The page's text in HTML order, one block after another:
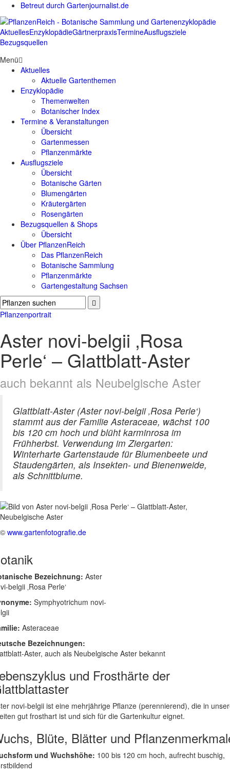
Betreut durch Gartenjournalist.de
AktuellesEnzyklopädieGärtnerpraxisTermineAusflugsziele
Bezugsquellen
Menü
Aktuelles
Aktuelle Gartenthemen
Enzyklopädie
Themenwelten
Botanischer Index
Termine & Veranstaltungen
Übersicht
Gartenmessen
Pflanzenmärkte
Ausflugsziele
Übersicht
Botanische Gärten
Blumengärten
Kräutergärten
Rosengärten
Bezugsquellen & Shops
Übersicht
Über PflanzenReich
Das PflanzenReich
Botanische Sammlung
Pflanzenmärkte
Gartengestaltung Sachsen
Pflanzenportrait
Aster novi-belgii ‚Rosa
Perle‘ – Glattblatt-Aster
auch bekannt als Neubelgische Aster
Glattblatt-Aster (Aster novi-belgii ‚Rosa Perle‘)
stammt aus der Familie Asteraceae, wächst 100
bis 120 cm hoch und blüht karminrosa im
Frühherbst. Verwendung im Ziergarten:
Winterharte Gartenstaude für Blumenbeete und
Staudengärten, als Insekten- und Bienenweide,
als Schnittblume.
© www.gartenfotografie.de
Bezeichnung: Aster
belgii ‚Rosa Perle‘
Symphyotrichum novi-
Asteraceae
Bezeichnungen:
Aster, auch als Neubelgische Aster bekannt
und Frosthärte der
novi-belgii ist eine mehrjährige Pflanze (perennierend), die in
gut frosthart ist und sich für die Gartenkultur eignet.
Blüte, Blätter und
und Wuchshöhe: 100 bis 120 cm hoch, aufrecht buschig,